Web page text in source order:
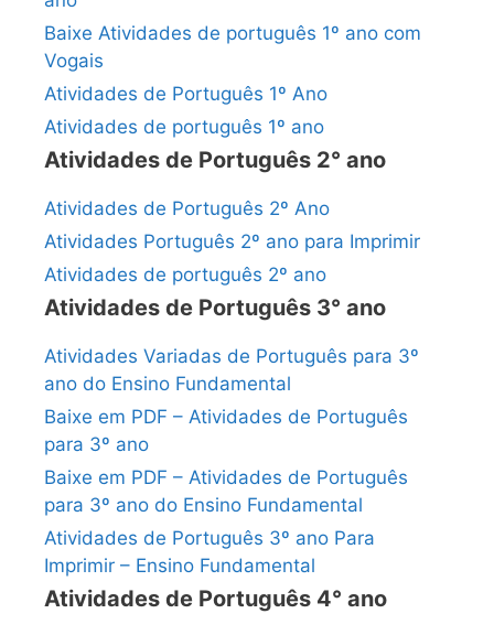
Baixe Atividades de português 1º ano com
Vogais
Atividades de Português 1º Ano
Atividades de português 1º ano
Atividades de Português 2° ano
Atividades de Português 2º Ano
Atividades Português 2º ano para Imprimir
Atividades de português 2º ano
Atividades de Português 3° ano
Atividades Variadas de Português para 3º
ano do Ensino Fundamental
Baixe em PDF – Atividades de Português
para 3º ano
Baixe em PDF – Atividades de Português
para 3º ano do Ensino Fundamental
Atividades de Português 3º ano Para
Imprimir – Ensino Fundamental
Atividades de Português 4° ano